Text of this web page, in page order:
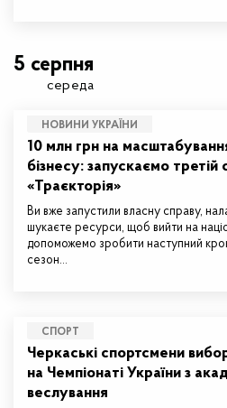
5 серпня
середа
НОВИНИ УКРАЇНИ
10 млн грн на
бізнесу: запускаємо
«Траєкторія»
Ви вже запустили власну справу,
шукаєте ресурси, щоб вийти на
допоможемо зробити наступний
сезон…
СПОРТ
Черкаські спортсмени
на Чемпіонаті України з
веслування